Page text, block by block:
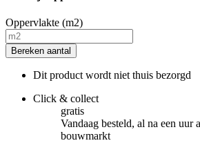
Oppervlakte (m2)
Bereken aantal
Dit product wordt niet thuis bezorgd
Click & collect
gratis
Vandaag besteld, al na een uur
bouwmarkt